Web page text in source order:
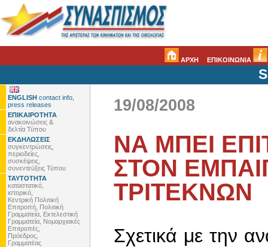
ΑΡΧΗ ΕΠΙΚΟΙΝΩΝΙΑ
ENGLISH contact info,
press releases
ΕΠΙΚΑΙΡΟΤΗΤΑ
ανακοινώσεις &
δελτία Τύπου
ΕΚΔΗΛΩΣΕΙΣ
συγκεντρώσεις,
περιοδείες,
συσκέψεις,
συνεντεύξεις Τύπου
ΤΑΥΤΟΤΗΤΑ
καταστατικό,
ιστορικό,
Κεντρική Πολιτική
Επιτροπή, Πολιτική
Γραμματεία, Εκτελεστική
Γραμματεία, Νομαρχιακές
Επιτροπές,
Πρόεδρος,
Γραμματέας
19/08/2008
ΝΑ ΜΠΕΙ
ΣΤΟΝ
ΤΡΙΤΕΚΝΩΝ
Σχετικά με την